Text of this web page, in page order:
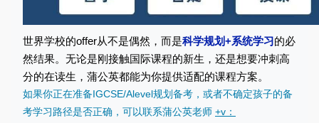
世界学校的offer从不是偶然，而是科学规划+系统学习的必
然结果。无论是刚接触国际课程的新生，还是想要冲刺高
分的在读生，蒲公英都能为你提供适配的课程方案。
如果你正在准备IGCSE/Alevel规划备考，或者不确定孩子的备
考学习路径是否正确，可以联系蒲公英老师 +v：